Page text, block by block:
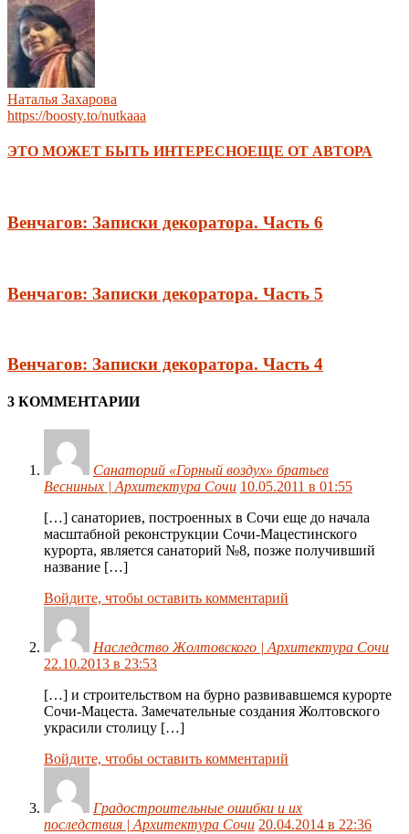
Наталья Захарова
https://boosty.to/nutkaaa
ЭТО МОЖЕТ БЫТЬ ИНТЕРЕСНОЕЩЕ ОТ АВТОРА
Венчагов: Записки декоратора. Часть 6
Венчагов: Записки декоратора. Часть 5
Венчагов: Записки декоратора. Часть 4
3 КОММЕНТАРИИ
Санаторий «Горный воздух» братьев
Весниных | Архитектура Сочи 10.05.2011 в 01:55
[…] санаториев, построенных в Сочи еще до начала
масштабной реконструкции Сочи-Мацестинского
курорта, является санаторий №8, позже получивший
название […]
Войдите, чтобы оставить комментарий
Наследство Жолтовского | Архитектура Сочи
22.10.2013 в 23:53
[…] и строительством на бурно развивавшемся курорте
Сочи-Мацеста. Замечательные создания Жолтовского
украсили столицу […]
Войдите, чтобы оставить комментарий
Градостроительные ошибки и их
последствия | Архитектура Сочи 20.04.2014 в 22:36